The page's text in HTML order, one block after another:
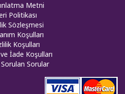
Metni
Politikası
Sözleşmesi
Koşulları
Koşulları
İade Koşulları
Sorulan Sorular